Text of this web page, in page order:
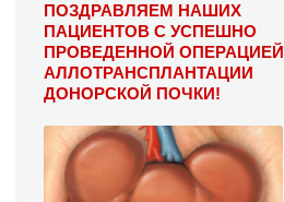
ПОЗДРАВЛЯЕМ НАШИХ
ПАЦИЕНТОВ С УСПЕШНО
ПРОВЕДЕННОЙ ОПЕРАЦИЕЙ
АЛЛОТРАНСПЛАНТАЦИИ
ДОНОРСКОЙ ПОЧКИ!